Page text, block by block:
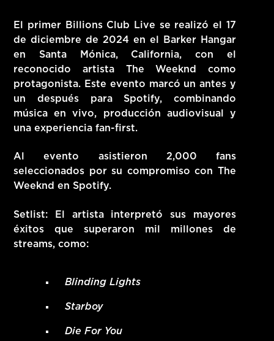
El primer Billions Club Live se realizó el 17
de diciembre de 2024 en el
Barker Hangar
en Santa Mónica, California, con el
reconocido artista The Weeknd
como
protagonista. Este evento marcó un antes y
un después para Spotify, combinando
música en vivo, producción audiovisual y
una experiencia fan-first.
Al evento asistieron 2,000 fans
seleccionados por su compromiso con The
Weeknd en Spotify.
Setlist: El artista interpretó sus mayores
éxitos que superaron mil millones de
streams, como:
Blinding Lights
Starboy
Die For You